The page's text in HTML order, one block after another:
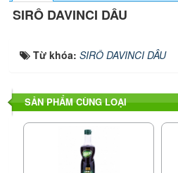
SIRÔ DAVINCI DÂU
Từ khóa: SIRÔ DAVINCI DÂU
SẢN PHẨM CÙNG LOẠI